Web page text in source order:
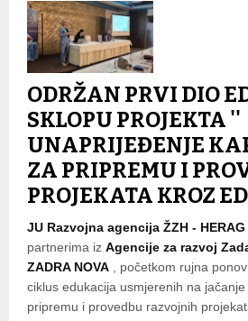
ODRŽAN PRVI DIO
SKLOPU PROJEKTA ''
UNAPRIJEĐENJE
ZA PRIPREMU I
PROJEKATA KROZ
JU Razvojna agencija ŽZH - HERAG
partnerima iz Agencije za razvoj
ZADRA NOVA , početkom rujna
ciklus edukacija usmjerenih na
pripremu i provedbu razvojnih